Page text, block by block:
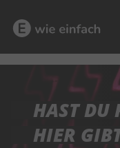
HAST DU
HIER